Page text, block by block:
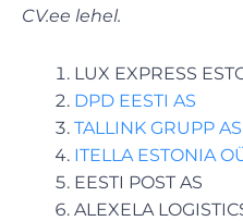
CV.ee lehel.
LUX EXPRESS
DPD EESTI AS
TALLINK GRUPP AS
ITELLA ESTONIA
EESTI POST AS
ALEXELA